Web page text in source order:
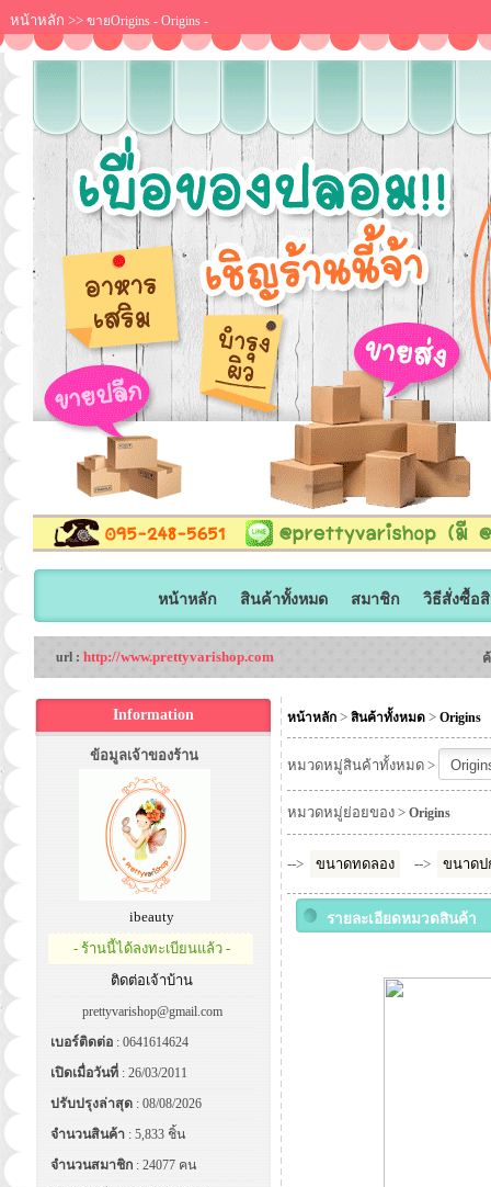
หน้าหลัก >> ขายOrigins - Origins -
หน้าหลัก สินค้าทั้งหมด สมาชิก วิธีสั่งซื้อ
url : http://www.prettyvarishop.com
Information
ข้อมูลเจ้าของร้าน
ibeauty
- ร้านนี้ได้ลงทะเบียนแล้ว -
ติดต่อเจ้าบ้าน
prettyvarishop@gmail.com
เบอร์ติดต่อ : 0641614624
เปิดเมื่อวันที่ : 26/03/2011
ปรับปรุงล่าสุด : 08/08/2026
จำนวนสินค้า : 5,833 ชิ้น
จำนวนสมาชิก : 24077 คน
หน้าหลัก > สินค้าทั้งหมด > Origins
หมวดหมู่สินค้าทั้งหมด >
หมวดหมู่ย่อยของ > Origins
--> ขนาดทดลอง --> ขนาดป
รายละเอียดหมวดสินค้า